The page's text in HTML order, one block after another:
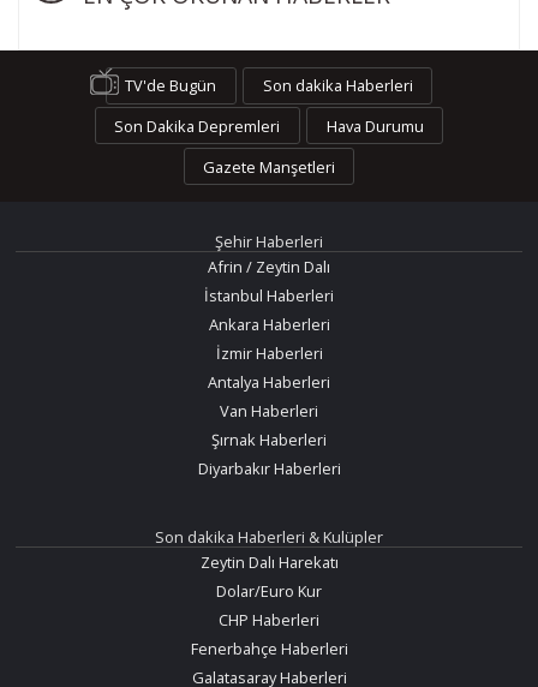
TV'de Bugün
Son dakika Haberleri
Son Dakika Depremleri
Hava Durumu
Gazete Manşetleri
Şehir Haberleri
Afrin / Zeytin Dalı
İstanbul Haberleri
Ankara Haberleri
İzmir Haberleri
Antalya Haberleri
Van Haberleri
Şırnak Haberleri
Diyarbakır Haberleri
Son dakika Haberleri & Kulüpler
Zeytin Dalı Harekatı
Dolar/Euro Kur
CHP Haberleri
Fenerbahçe Haberleri
Galatasaray Haberleri